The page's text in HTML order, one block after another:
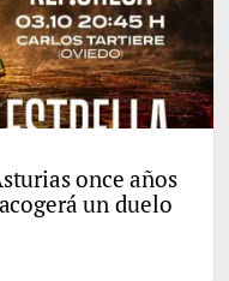
once años
un duelo